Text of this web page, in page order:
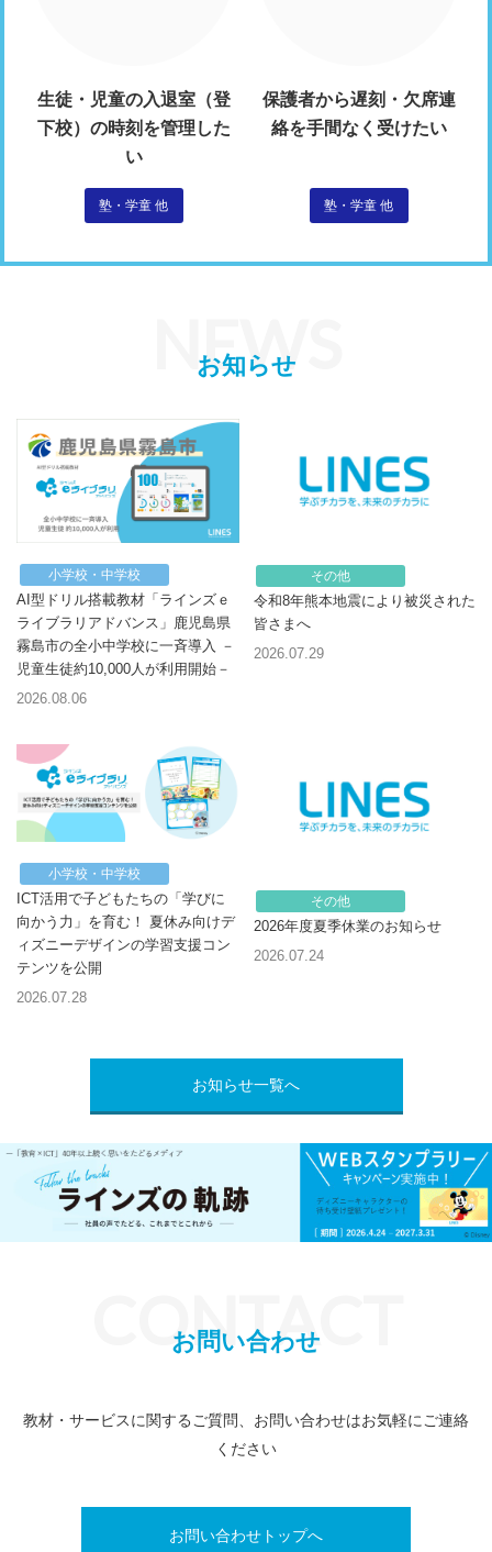
生徒・児童の入退室（登
下校）の時刻を管理した
い
塾・学童 他
保護者から遅刻・欠席連
絡を手間なく受けたい
塾・学童 他
NEWS
お知らせ
小学校・中学校
AI型ドリル搭載教材「ラインズｅ
ライブラリアドバンス」鹿児島県
霧島市の全小中学校に一斉導入 －
児童生徒約10,000人が利用開始－
2026.08.06
その他
令和8年熊本地震により被災された
皆さまへ
2026.07.29
小学校・中学校
ICT活用で子どもたちの「学びに
向かう力」を育む！ 夏休み向けデ
ィズニーデザインの学習支援コン
テンツを公開
2026.07.28
その他
2026年度夏季休業のお知らせ
2026.07.24
お知らせ一覧へ
CONTACT
お問い合わせ
教材・サービスに関するご質問、お問い合わせはお気軽にご連絡
ください
お問い合わせトップへ